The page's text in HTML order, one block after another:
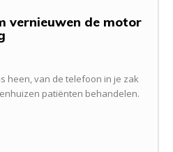
vernieuwen de motor
heen, van de telefoon in je zak
patiënten behandelen.